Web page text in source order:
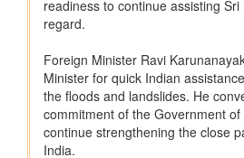
विषय: तिलहन एवं दलहन के उत्पादन को
क्रियान्वयन
वाणिज्‍य एवं उद्योग मंत्रालय
नई दिल्ली में आधुनिकीकरण और औद्योगिक
के 12वें सत्र का आयोजन